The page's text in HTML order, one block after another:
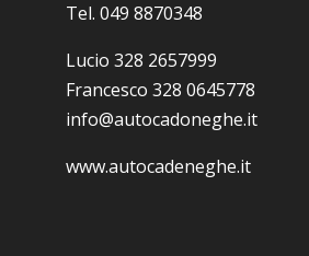
Tel. 049 8870348
Lucio 328 2657999
Francesco 328 0645778
info@autocadoneghe.it
www.autocadeneghe.it